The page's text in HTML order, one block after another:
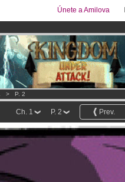
Únete a Amilova
> P. 2
Prev.
P. 2
Ch. 1